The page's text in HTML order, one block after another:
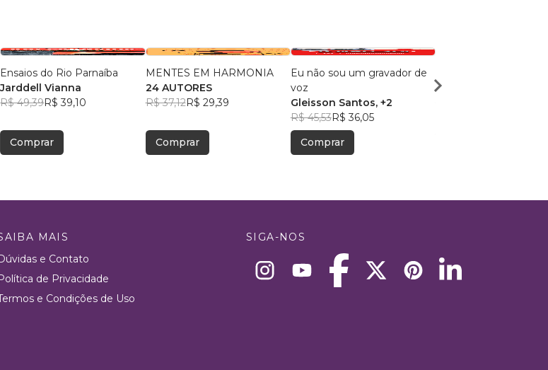
Ensaios do Rio Parnaíba
Jarddell Vianna
R$ 49,39R$ 39,10
Comprar
MENTES EM HARMONIA
24 AUTORES
R$ 37,12R$ 29,39
Comprar
Eu não sou um gravador de
voz
Gleisson Santos, +2
R$ 45,53R$ 36,05
Comprar
Edêlma Targino
MAIS
e Contato
de Privacidade
e Condições de Uso
SIGA-NOS